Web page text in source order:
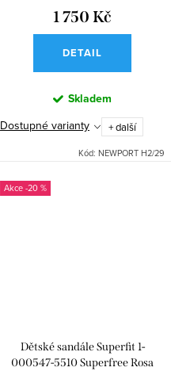
1 750 Kč
DETAIL
Skladem
Dostupné varianty + další
Kód: NEWPORT H2/29
-20 %
Dětské sandále Superfit 1-
000547-5510 Superfree Rosa